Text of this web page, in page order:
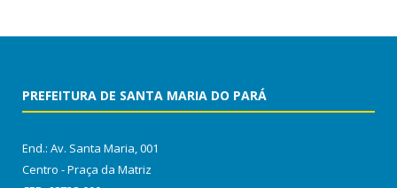
PREFEITURA DE SANTA MARIA DO PARÁ
End.: Av. Santa Maria, 001
Centro - Praça da Matriz